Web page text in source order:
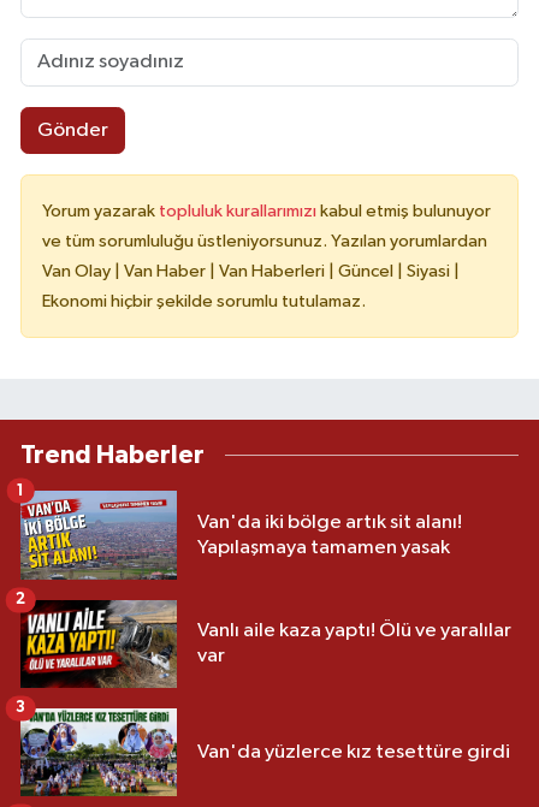
Gönder
Yorum yazarak topluluk kurallarımızı kabul etmiş bulunuyor
ve tüm sorumluluğu üstleniyorsunuz. Yazılan yorumlardan
Van Olay | Van Haber | Van Haberleri | Güncel | Siyasi |
Ekonomi hiçbir şekilde sorumlu tutulamaz.
Trend Haberler
Van'da iki bölge artık sit alanı!
Yapılaşmaya tamamen yasak
1
Vanlı aile kaza yaptı! Ölü ve yaralılar
var
2
Van'da yüzlerce kız tesettüre girdi
3